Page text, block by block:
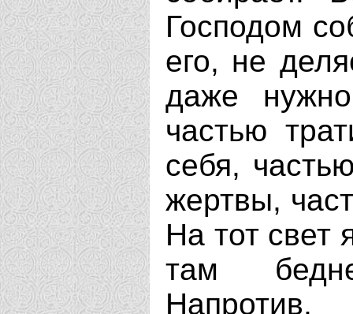
Господом
его, не
даже
частью
себя,
жертвы,
На тот свет
там